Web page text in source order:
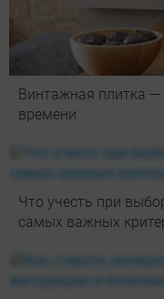
Винтажная плитка —
времени
Что учесть при
самых важных